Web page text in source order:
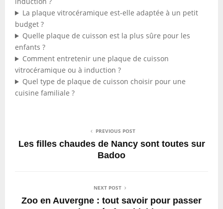
La plaque vitrocéramique est-elle adaptée à un petit
budget ?
Quelle plaque de cuisson est la plus sûre pour les
enfants ?
Comment entretenir une plaque de cuisson
vitrocéramique ou à induction ?
Quel type de plaque de cuisson choisir pour une
cuisine familiale ?
PREVIOUS POST
Les filles chaudes de Nancy sont toutes sur
Badoo
NEXT POST
Zoo en Auvergne : tout savoir pour passer